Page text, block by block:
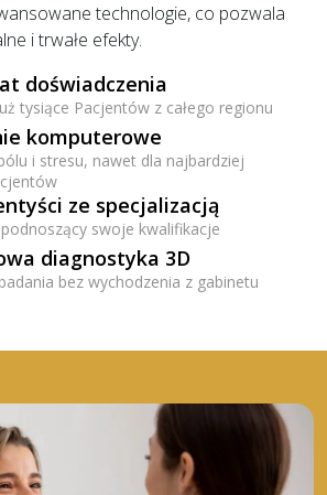
technologie, co pozwala
i trwałe efekty.
doświadczenia
tysiące Pacjentów z całego regionu
komputerowe
i stresu, nawet dla najbardziej
ze specjalizacją
swoje kwalifikacje
diagnostyka 3D
bez wychodzenia z gabinetu